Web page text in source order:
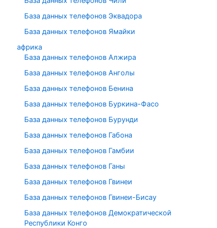
База данных телефонов Эквадора
База данных телефонов Ямайки
африка
База данных телефонов Алжира
База данных телефонов Анголы
База данных телефонов Бенина
База данных телефонов Буркина-Фасо
База данных телефонов Бурунди
База данных телефонов Габона
База данных телефонов Гамбии
База данных телефонов Ганы
База данных телефонов Гвинеи
База данных телефонов Гвинеи-Бисау
База данных телефонов Демократической
Республики Конго